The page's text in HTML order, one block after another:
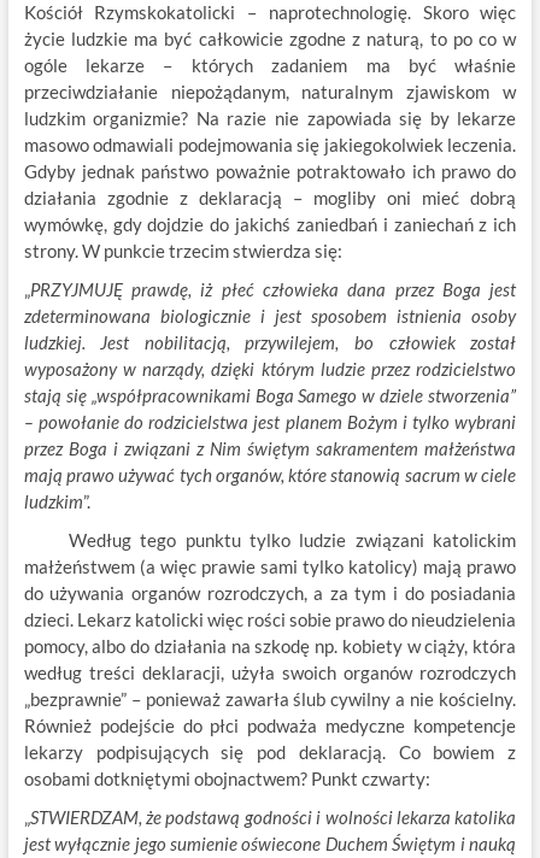
Kościół Rzymskokatolicki – naprotechnologię. Skoro więc
życie ludzkie ma być całkowicie zgodne z naturą, to po co w
ogóle lekarze – których zadaniem ma być właśnie
przeciwdziałanie niepożądanym, naturalnym zjawiskom w
ludzkim organizmie? Na razie nie zapowiada się by lekarze
masowo odmawiali podejmowania się jakiegokolwiek leczenia.
Gdyby jednak państwo poważnie potraktowało ich prawo do
działania zgodnie z deklaracją – mogliby oni mieć dobrą
wymówkę, gdy dojdzie do jakichś zaniedbań i zaniechań z ich
strony. W punkcie trzecim stwierdza się:
„PRZYJMUJĘ prawdę, iż płeć człowieka dana przez Boga jest
zdeterminowana biologicznie i jest sposobem istnienia osoby
ludzkiej. Jest nobilitacją, przywilejem, bo człowiek został
wyposażony w narządy, dzięki którym ludzie przez rodzicielstwo
stają się „współpracownikami Boga Samego w dziele stworzenia”
– powołanie do rodzicielstwa jest planem Bożym i tylko wybrani
przez Boga i związani z Nim świętym sakramentem małżeństwa
mają prawo używać tych organów, które stanowią sacrum w ciele
ludzkim”.
Według tego punktu tylko ludzie związani katolickim
małżeństwem (a więc prawie sami tylko katolicy) mają prawo
do używania organów rozrodczych, a za tym i do posiadania
dzieci. Lekarz katolicki więc rości sobie prawo do nieudzielenia
pomocy, albo do działania na szkodę np. kobiety w ciąży, która
według treści deklaracji, użyła swoich organów rozrodczych
„bezprawnie” – ponieważ zawarła ślub cywilny a nie kościelny.
Również podejście do płci podważa medyczne kompetencje
lekarzy podpisujących się pod deklaracją. Co bowiem z
osobami dotkniętymi obojnactwem? Punkt czwarty:
„STWIERDZAM, że podstawą godności i wolności lekarza katolika
jest wyłącznie jego sumienie oświecone Duchem Świętym i nauką